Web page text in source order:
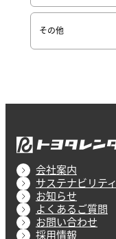
その他
会社案内
サステナビリティ
お知らせ
よくあるご質問
お問い合わせ
採用情報